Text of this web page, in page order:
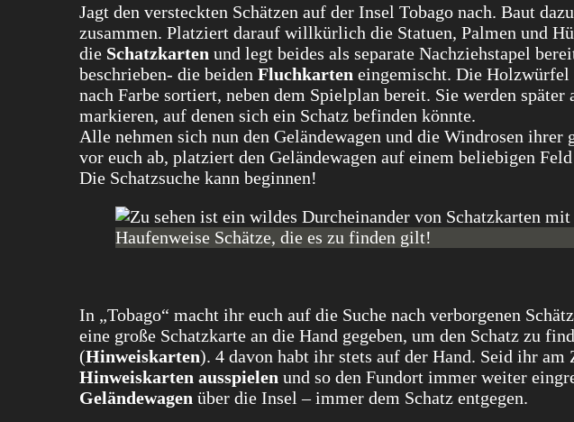
Jagt den versteckten Schätzen auf der Insel Tobago nach. Baut
zusammen. Platziert darauf willkürlich die Statuen, Palmen und
die Schatzkarten und legt beides als separate Nachziehstapel
beschrieben- die beiden Fluchkarten eingemischt. Die Holzwürfel
nach Farbe sortiert, neben dem Spielplan bereit. Sie werden
markieren, auf denen sich ein Schatz befinden könnte.
Alle nehmen sich nun den Geländewagen und die Windrosen ihrer
vor euch ab, platziert den Geländewagen auf einem beliebigen
Die Schatzsuche kann beginnen!
Haufenweise Schätze, die es zu finden gilt!
In „Tobago“ macht ihr euch auf die Suche nach verborgenen
eine große Schatzkarte an die Hand gegeben, um den Schatz zu
(Hinweiskarten). 4 davon habt ihr stets auf der Hand. Seid ihr
Hinweiskarten ausspielen und so den Fundort immer weiter
Geländewagen über die Insel – immer dem Schatz entgegen.